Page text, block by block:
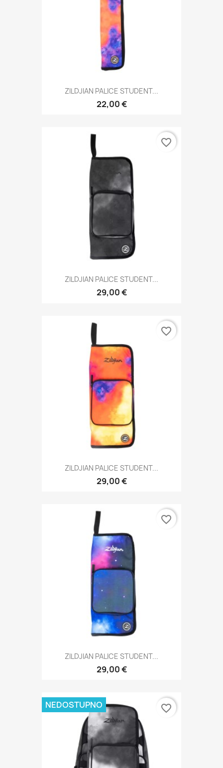
ZILDJIAN PALICE STUDENT...
22,00 €
ZILDJIAN PALICE STUDENT...
29,00 €
favorite_border
ZILDJIAN PALICE STUDENT...
29,00 €
favorite_border
ZILDJIAN PALICE STUDENT...
29,00 €
favorite_border
NEDOSTUPNO favorite_border